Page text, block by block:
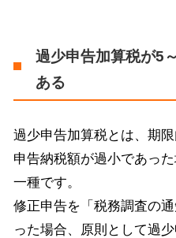
過少申告加算税が5
ある
過少申告加算税とは、期
申告納税額が過小であっ
一種です。
修正申告を「税務調査の
った場合、原則として過